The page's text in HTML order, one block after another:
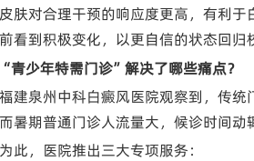
肤对合理干预的响应度更高，有利
看到积极变化，以更自信的状态回归
“青少年特需门诊”解决了哪些痛点？
福建泉州中科白癜风医院观察到，传
暑期普通门诊人流量大，候诊时间动
为此，医院推出三大专项服务：